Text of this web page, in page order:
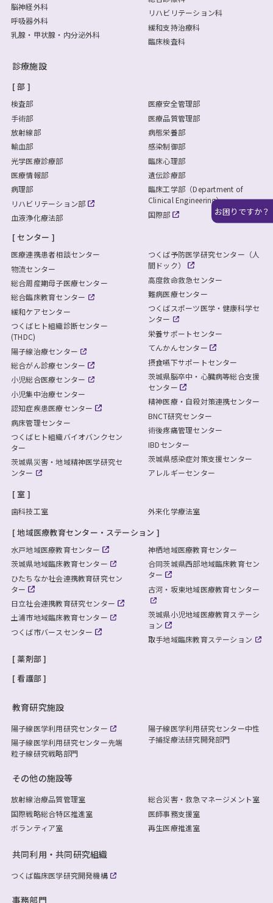
お困りですか？
脳神経外科
呼吸器外科
乳腺・甲状腺・内分泌外科
リハビリテーション科
緩和支持治療科
臨床検査科
診療施設
部
検査部
手術部
放射線部
輸血部
光学医療診療部
医療情報部
病理部
リハビリテーション部
血液浄化療法部
医療安全管理部
医療品質管理部
病態栄養部
感染制御部
臨床心理部
遺伝診療部
臨床工学部（Department of
Clinical Engineering）
国際部
センター
医療連携患者相談センター
物流センター
総合周産期母子医療センター
総合臨床教育センター
緩和ケアセンター
つくばヒト組織診断センター
(THDC)
陽子線治療センター
総合がん診療センター
小児総合医療センター
小児集中治療センター
認知症疾患医療センター
病床管理センター
つくばヒト組織バイオバンクセン
ター
茨城県災害・地域精神医学研究セ
ンター
つくば予防医学研究センター（人
間ドック）
高度救命救急センター
難病医療センター
つくばスポーツ医学・健康科学セ
ンター
栄養サポートセンター
てんかんセンター
摂食嚥下サポートセンター
茨城県脳卒中・心臓病等総合支援
センター
精神医療・自殺対策連携センター
BNCT研究センター
術後疼痛管理センター
IBDセンター
茨城県感染症対策支援センター
アレルギーセンター
室
歯科技工室 外来化学療法室
地域医療教育センター・ステーション
水戸地域医療教育センター
茨城県地域臨床教育センター
ひたちなか社会連携教育研究セン
ター
日立社会連携教育研究センター
土浦市地域臨床教育センター
つくば市バースセンター
神栖地域医療教育センター
合同茨城県西部地域臨床教育セン
ター
古河・坂東地域医療教育センター
茨城県小児地域医療教育ステーシ
ョン
取手地域臨床教育ステーション
薬剤部
看護部
教育研究施設
陽子線医学利用研究センター
陽子線医学利用研究センター先端
粒子線研究戦略部門
陽子線医学利用研究センター中性
子捕捉療法研究開発部門
その他の施設等
放射線治療品質管理室
国際戦略総合特区推進室
ボランティア室
総合災害・救急マネージメント室
医師事務支援室
再生医療推進室
共同利用・共同研究組織
つくば臨床医学研究開発機構
事務部門